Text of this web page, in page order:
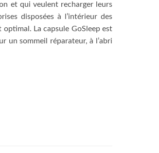
et qui veulent recharger leurs
disposées à l’intérieur des
La capsule GoSleep est
un sommeil réparateur, à l’abri